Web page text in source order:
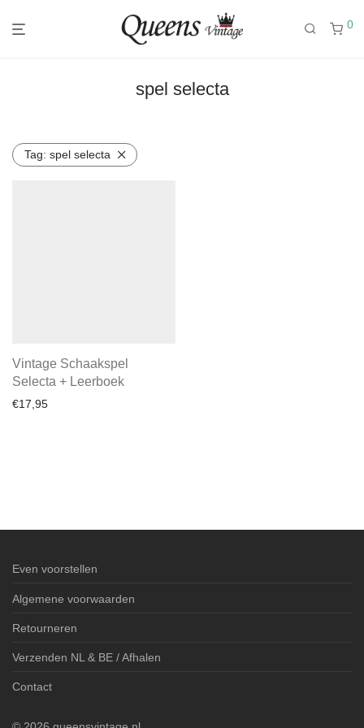
0
spel selecta
Tag: spel selecta
Vintage Schaakspel
Selecta + Leerboek
€17,95
Even voorstellen
Algemene voorwaarden
Retourneren
Verzenden NL & BE / Afhalen
Contact